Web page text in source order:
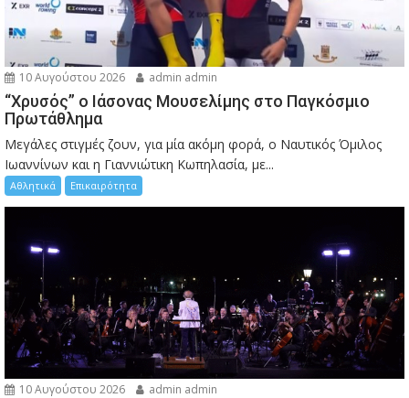
10 Αυγούστου 2026 admin admin
“Χρυσός” ο Ιάσονας Μουσελίμης στο Παγκόσμιο
Πρωτάθλημα
Μεγάλες στιγμές ζουν, για μία ακόμη φορά, ο Ναυτικός Όμιλος
Ιωαννίνων και η Γιαννιώτικη Κωπηλασία, με...
Αθλητικά Επικαιρότητα
10 Αυγούστου 2026 admin admin